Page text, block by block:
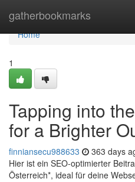
gatherbookmarks
Home
Home
1
Tapping into
for a Brighter
finniansecu988633 363 days
Hier ist ein SEO-optimierter
Österreich*, ideal für deine